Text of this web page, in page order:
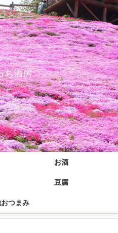
ち酒房
お酒
豆腐
つまみ